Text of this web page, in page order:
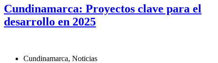
Cundinamarca: Proyectos clave para el
desarrollo en 2025
Cundinamarca, Noticias